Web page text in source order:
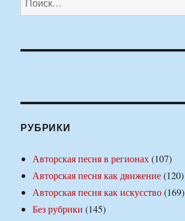
РУБРИКИ
Авторская песня в регионах(107)
Авторская песня как движение(120)
Авторская песня как искусство(169)
Без рубрики (145)